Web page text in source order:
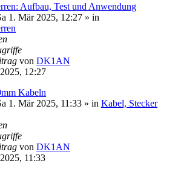
Aufbau, Test und Anwendung
1. Mär 2025, 12:27 » in
von DK1AN
12:27
Kabeln
1. Mär 2025, 11:33 » in Kabel, Stecker
von DK1AN
11:33